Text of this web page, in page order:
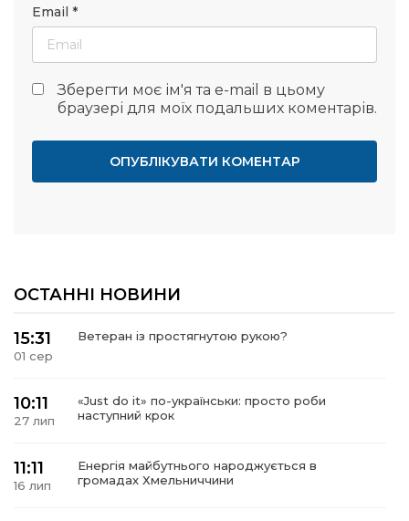
Email *
Зберегти моє ім'я та e-mail в цьому
браузері для моїх подальших коментарів.
ОСТАННІ НОВИНИ
15:31
01 сер
Ветеран із простягнутою рукою?
10:11
27 лип
«Just do it» по-українськи: просто роби
наступний крок
11:11
16 лип
Енергія майбутнього народжується в
громадах Хмельниччини